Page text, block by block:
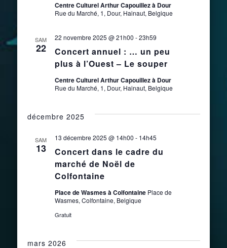
Centre Culturel Arthur Capouillez à Dour
Rue du Marché, 1, Dour, Hainaut, Belgique
SAM
22
Concert annuel : … un peu
plus à l’Ouest – Le souper
22 novembre 2025 @ 21h00 -23h59
Centre Culturel Arthur Capouillez à Dour
Rue du Marché, 1, Dour, Hainaut, Belgique
décembre 2025
SAM
13
Concert dans le cadre du
marché de Noël de
Colfontaine
13 décembre 2025 @ 14h00 - 14h45
Place de Wasmes à Colfontaine Place de
Wasmes, Colfontaine, Belgique
Gratuit
mars 2026